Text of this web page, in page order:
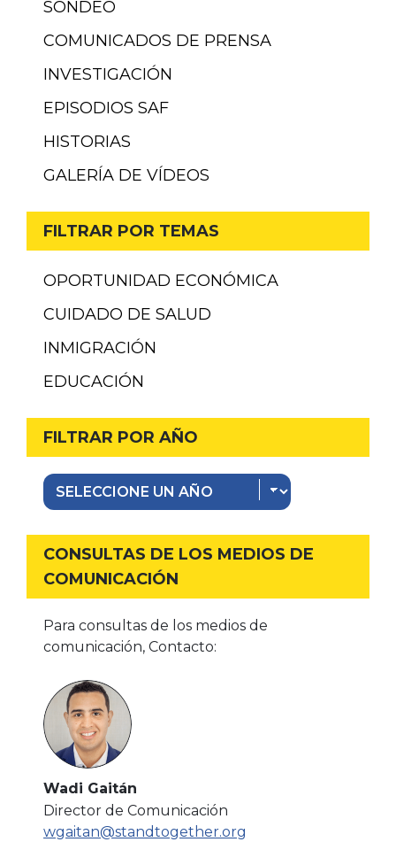
SONDEO
COMUNICADOS DE PRENSA
INVESTIGACIÓN
EPISODIOS SAF
HISTORIAS
GALERÍA DE VÍDEOS
FILTRAR POR TEMAS
OPORTUNIDAD ECONÓMICA
CUIDADO DE SALUD
INMIGRACIÓN
EDUCACIÓN
FILTRAR POR AÑO
CONSULTAS DE LOS MEDIOS DE
COMUNICACIÓN
Para consultas de los medios de
comunicación, Contacto:
Wadi Gaitán
Director de Comunicación
wgaitan@standtogether.org